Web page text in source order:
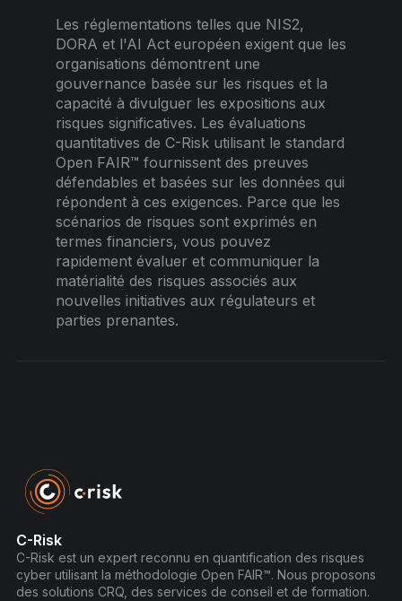
Les réglementations telles que NIS2,
DORA et l'AI Act européen exigent que les
organisations démontrent une
gouvernance basée sur les risques et la
capacité à divulguer les expositions aux
risques significatives. Les évaluations
quantitatives de C-Risk utilisant le standard
Open FAIR™ fournissent des preuves
défendables et basées sur les données qui
répondent à ces exigences. Parce que les
scénarios de risques sont exprimés en
termes financiers, vous pouvez
rapidement évaluer et communiquer la
matérialité des risques associés aux
nouvelles initiatives aux régulateurs et
parties prenantes.
C-Risk
C-Risk est un expert reconnu en quantification des risques
cyber utilisant la méthodologie Open FAIR™. Nous proposons
des solutions CRQ, des services de conseil et de formation.